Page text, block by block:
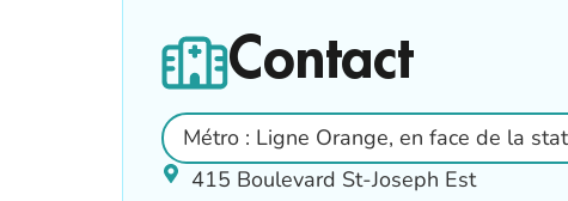
Contact
Métro : Ligne Orange, en face de la
415 Boulevard St-Joseph Est